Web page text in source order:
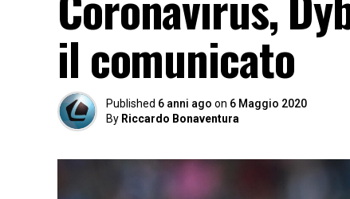
il comunicato
Published 6 anni ago on 6 Maggio 2020
By Riccardo Bonaventura